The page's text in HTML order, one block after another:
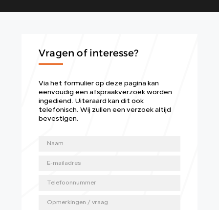
Vragen of interesse?
Via het formulier op deze pagina kan
eenvoudig een afspraakverzoek worden
ingediend. Uiteraard kan dit ook
telefonisch. Wij zullen een verzoek altijd
bevestigen.